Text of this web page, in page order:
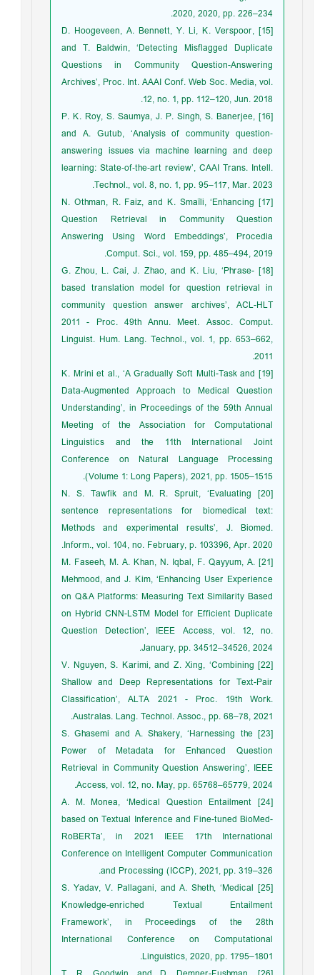
2020, 2020, pp. 226–234.
[15] D. Hoogeveen, A. Bennett, Y. Li, K. Verspoor,
and T. Baldwin, ‘Detecting Misflagged Duplicate
Questions in Community Question-Answering
Archives’, Proc. Int. AAAI Conf. Web Soc. Media, vol.
12, no. 1, pp. 112–120, Jun. 2018.
[16] P. K. Roy, S. Saumya, J. P. Singh, S. Banerjee,
and A. Gutub, ‘Analysis of community question‐
answering issues via machine learning and deep
learning: State‐of‐the‐art review’, CAAI Trans. Intell.
Technol., vol. 8, no. 1, pp. 95–117, Mar. 2023.
[17] N. Othman, R. Faiz, and K. Smaïli, ‘Enhancing
Question Retrieval in Community Question
Answering Using Word Embeddings’, Procedia
Comput. Sci., vol. 159, pp. 485–494, 2019.
[18] G. Zhou, L. Cai, J. Zhao, and K. Liu, ‘Phrase-
based translation model for question retrieval in
community question answer archives’, ACL-HLT
2011 - Proc. 49th Annu. Meet. Assoc. Comput.
Linguist. Hum. Lang. Technol., vol. 1, pp. 653–662,
2011.
[19] K. Mrini et al., ‘A Gradually Soft Multi-Task and
Data-Augmented Approach to Medical Question
Understanding’, in Proceedings of the 59th Annual
Meeting of the Association for Computational
Linguistics and the 11th International Joint
Conference on Natural Language Processing
(Volume 1: Long Papers), 2021, pp. 1505–1515.
[20] N. S. Tawfik and M. R. Spruit, ‘Evaluating
sentence representations for biomedical text:
Methods and experimental results’, J. Biomed.
Inform., vol. 104, no. February, p. 103396, Apr. 2020.
[21] M. Faseeh, M. A. Khan, N. Iqbal, F. Qayyum, A.
Mehmood, and J. Kim, ‘Enhancing User Experience
on Q&A Platforms: Measuring Text Similarity Based
on Hybrid CNN-LSTM Model for Efficient Duplicate
Question Detection’, IEEE Access, vol. 12, no.
January, pp. 34512–34526, 2024.
[22] V. Nguyen, S. Karimi, and Z. Xing, ‘Combining
Shallow and Deep Representations for Text-Pair
Classification’, ALTA 2021 - Proc. 19th Work.
Australas. Lang. Technol. Assoc., pp. 68–78, 2021.
[23] S. Ghasemi and A. Shakery, ‘Harnessing the
Power of Metadata for Enhanced Question
Retrieval in Community Question Answering’, IEEE
Access, vol. 12, no. May, pp. 65768–65779, 2024.
[24] A. M. Monea, ‘Medical Question Entailment
based on Textual Inference and Fine-tuned BioMed-
RoBERTa’, in 2021 IEEE 17th International
Conference on Intelligent Computer Communication
and Processing (ICCP), 2021, pp. 319–326.
[25] S. Yadav, V. Pallagani, and A. Sheth, ‘Medical
Knowledge-enriched Textual Entailment
Framework’, in Proceedings of the 28th
International Conference on Computational
Linguistics, 2020, pp. 1795–1801.